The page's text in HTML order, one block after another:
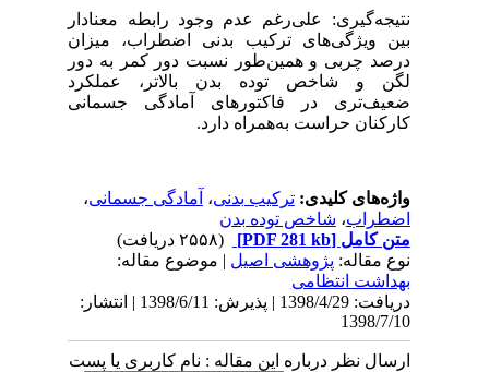
نتیجهگیری: علیرغم عدم وجود رابطه معنادار
بین ویژگیهای ترکیب بدنی اضطراب، میزان
درصد چربی و همینطور نسبت دور کمر به دور
لگن و شاخص تودهبدن بالاتر، عملکرد
ضعیف تری در فاکتورهای آمادگی جسمانی
کارکنان حراست بههمراه دارد.
واژه‌های کلیدی:ترکیب بدنی،آمادگی جسمانی،
اضطراب،شاخص توده بدن
متن کامل[PDF 281 kb]
نوع مقاله:پژوهشی اصيل| موضوع مقاله:
بهداشت انتظامی
دریافت: 1398/4/29 | پذیرش: 1398/6/11 | انتشار:
1398/7/10
ارسال نظر درباره این مقاله : نام کاربری یا پست